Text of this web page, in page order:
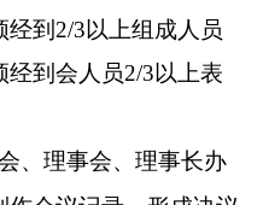
到 2/3以上组成人员
经到会人员2/3以上表
、理事会、理事长办